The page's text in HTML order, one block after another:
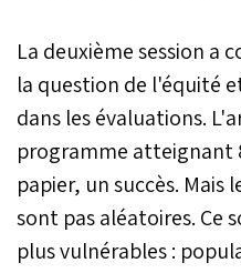
La deuxième session a
la question de l'équité
dans les évaluations.
programme atteignant
papier, un succès. Mais
sont pas aléatoires. Ce
plus vulnérables :